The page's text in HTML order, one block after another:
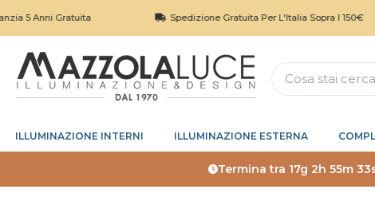
Gratuita Spedizione Gratuita Per L'Italia Sopra I 150€
ILLUMINAZIONE INTERNI ILLUMINAZIONE ESTERNA
Termina tra 17g 2h 55m